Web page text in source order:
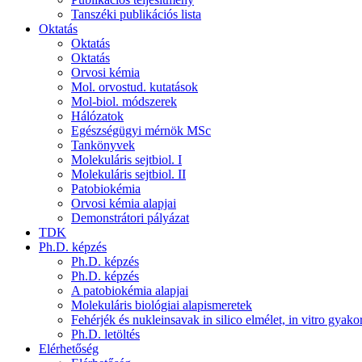
Tanszéki publikációs lista
Oktatás
Oktatás
Oktatás
Orvosi kémia
Mol. orvostud. kutatások
Mol-biol. módszerek
Hálózatok
Egészségügyi mérnök MSc
Tankönyvek
Molekuláris sejtbiol. I
Molekuláris sejtbiol. II
Patobiokémia
Orvosi kémia alapjai
Demonstrátori pályázat
TDK
Ph.D. képzés
Ph.D. képzés
Ph.D. képzés
A patobiokémia alapjai
Molekuláris biológiai alapismeretek
Fehérjék és nukleinsavak in silico elmélet, in vitro
Ph.D. letöltés
Elérhetőség